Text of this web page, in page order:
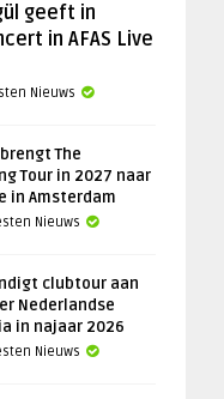
geeft in
in AFAS Live
Nieuws
The
Tour in 2027 naar
in Amsterdam
Nieuws
clubtour aan
Nederlandse
in najaar 2026
Nieuws